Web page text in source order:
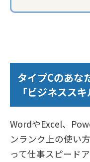
タイプCのあ
「ビジネスス
WordやExcel、
ンランク上の使い
って仕事スピード